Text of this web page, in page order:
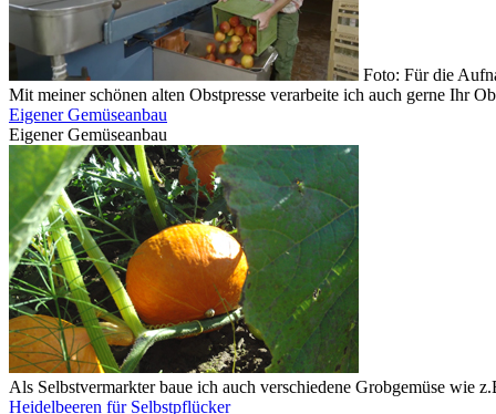
Foto: Für die
Mit meiner schönen alten Obstpresse verarbeite ich auch gerne Ihr
Eigener Gemüseanbau
Eigener Gemüseanbau
Als Selbstvermarkter baue ich auch verschiedene Grobgemüse wie
Heidelbeeren für Selbstpflücker